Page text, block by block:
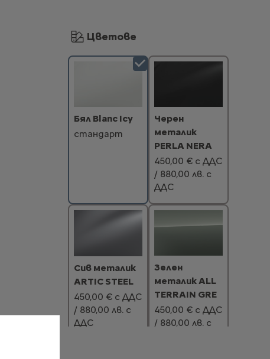
Цветове
Бял Blanc Icy
стандарт
Черен
металик
PERLA NERA
450,00 € с ДДС
/ 880,00 лв. с
ДДС
Сив металик
ARTIC STEEL
450,00 € с ДДС
/ 880,00 лв. с
ДДС
Зелен
металик ALL
TERRAIN GRE
450,00 € с ДДС
/ 880,00 лв. с